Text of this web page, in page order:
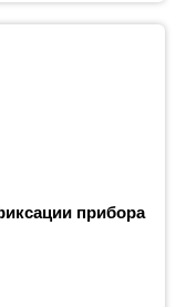
прибора